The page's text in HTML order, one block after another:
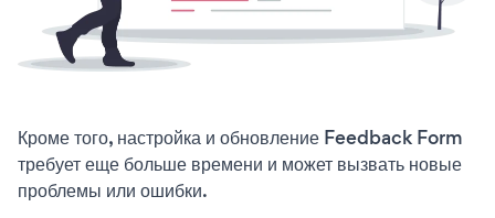
Кроме того, настройка и обновление Feedback Form
требует еще больше времени и может вызвать новые
проблемы или ошибки.